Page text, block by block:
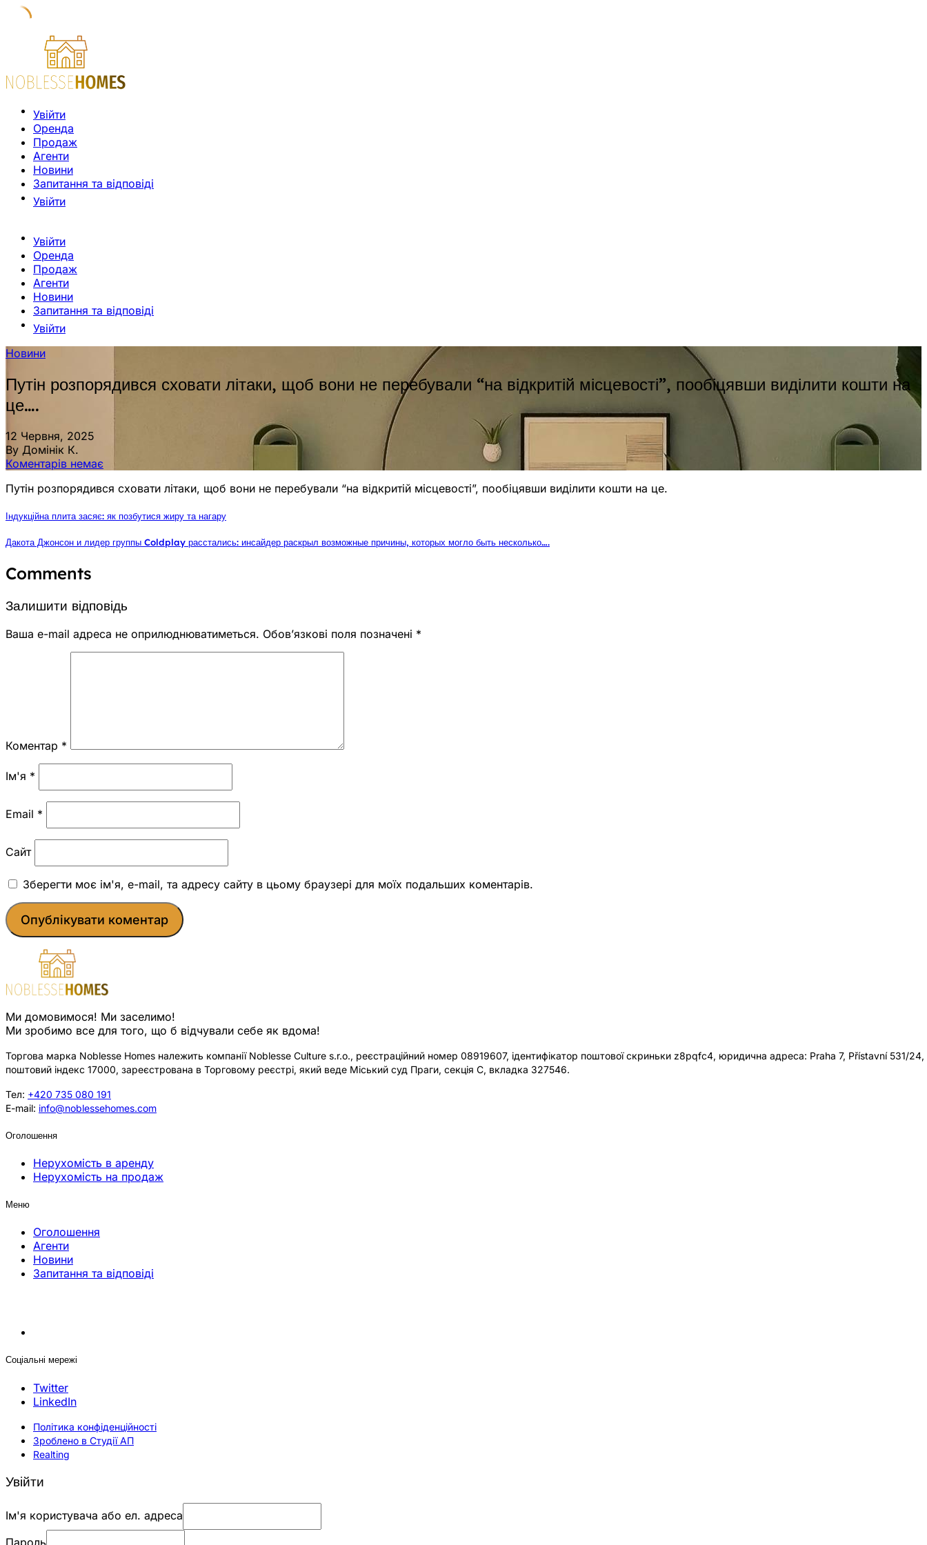
Увійти
Оренда
Продаж
Агенти
Новини
Запитання та відповіді
Увійти
Увійти
Оренда
Продаж
Агенти
Новини
Запитання та відповіді
Увійти
Новини
Путін розпорядився сховати літаки, щоб вони не перебували “на відкритій місцевості”, пообіцявши виділити кошти на
це….
12 Червня, 2025
By Домінік К.
Коментарів немає
Путін розпорядився сховати літаки, щоб вони не перебували “на відкритій місцевості”, пообіцявши виділити кошти на це.
Індукційна плита засяє: як позбутися жиру та нагару
Дакота Джонсон и лидер группы Coldplay расстались: инсайдер раскрыл возможные причины, которых могло быть несколько….
Comments
Залишити відповідь
Ваша e-mail адреса не оприлюднюватиметься. Обов’язкові поля позначені *
Коментар *
Ім'я *
Email *
Сайт
Зберегти моє ім'я, e-mail, та адресу сайту в цьому браузері для моїх подальших коментарів.
Ми домовимося! Ми заселимо!
Ми зробимо все для того, що б відчували себе як вдома!
Торгова марка Noblesse Homes належить компанії Noblesse Culture s.r.o., реєстраційний номер 08919607, ідентифікатор поштової скриньки z8pqfc4, юридична адреса: Praha 7, Přístavní 531/24,
поштовий індекс 17000, зареєстрована в Торговому реєстрі, який веде Міський суд Праги, секція C, вкладка 327546.
Тел: +420 735 080 191
E-mail: info@noblessehomes.com
Оголошення
Нерухомість в аренду
Нерухомість на продаж
Меню
Оголошення
Агенти
Новини
Запитання та відповіді
Соціальні мережі
Twitter
LinkedIn
Політика конфіденційності
Зроблено в Студії АП
Realting
Увійти
Ім'я користувача або ел. адреса